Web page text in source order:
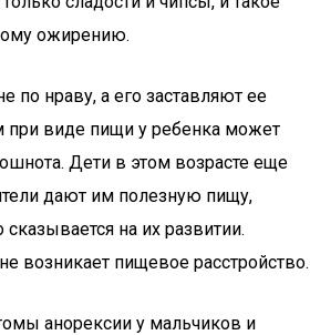
ожирению.
по нраву, а его заставляют ее
при виде пищи у ребенка может
Дети в этом возрасте еще
дают им полезную пищу,
на их развитии.
возникает пищевое расстройство.
анорексии у мальчиков и